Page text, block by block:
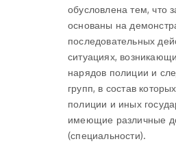
обусловлена тем, что
основаны на
последовательных
ситуациях,
нарядов полиции и
групп, в состав
полиции и иных
имеющие различные
(специальности).